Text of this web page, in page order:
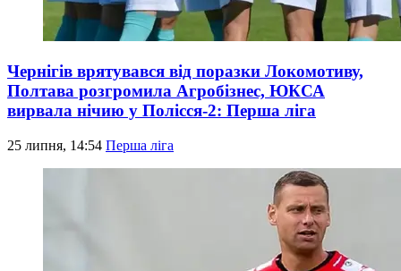
Чернігів врятувався від поразки Локомотиву,
Полтава розгромила Агробізнес, ЮКСА
вирвала нічию у Полісся-2: Перша ліга
25 липня, 14:54 Перша ліга